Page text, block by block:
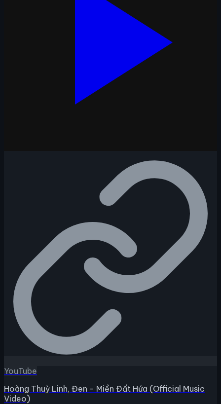
YouTube
Hoàng Thuỳ Linh, Đen - Miền Đất Hứa (Official Music
Video)